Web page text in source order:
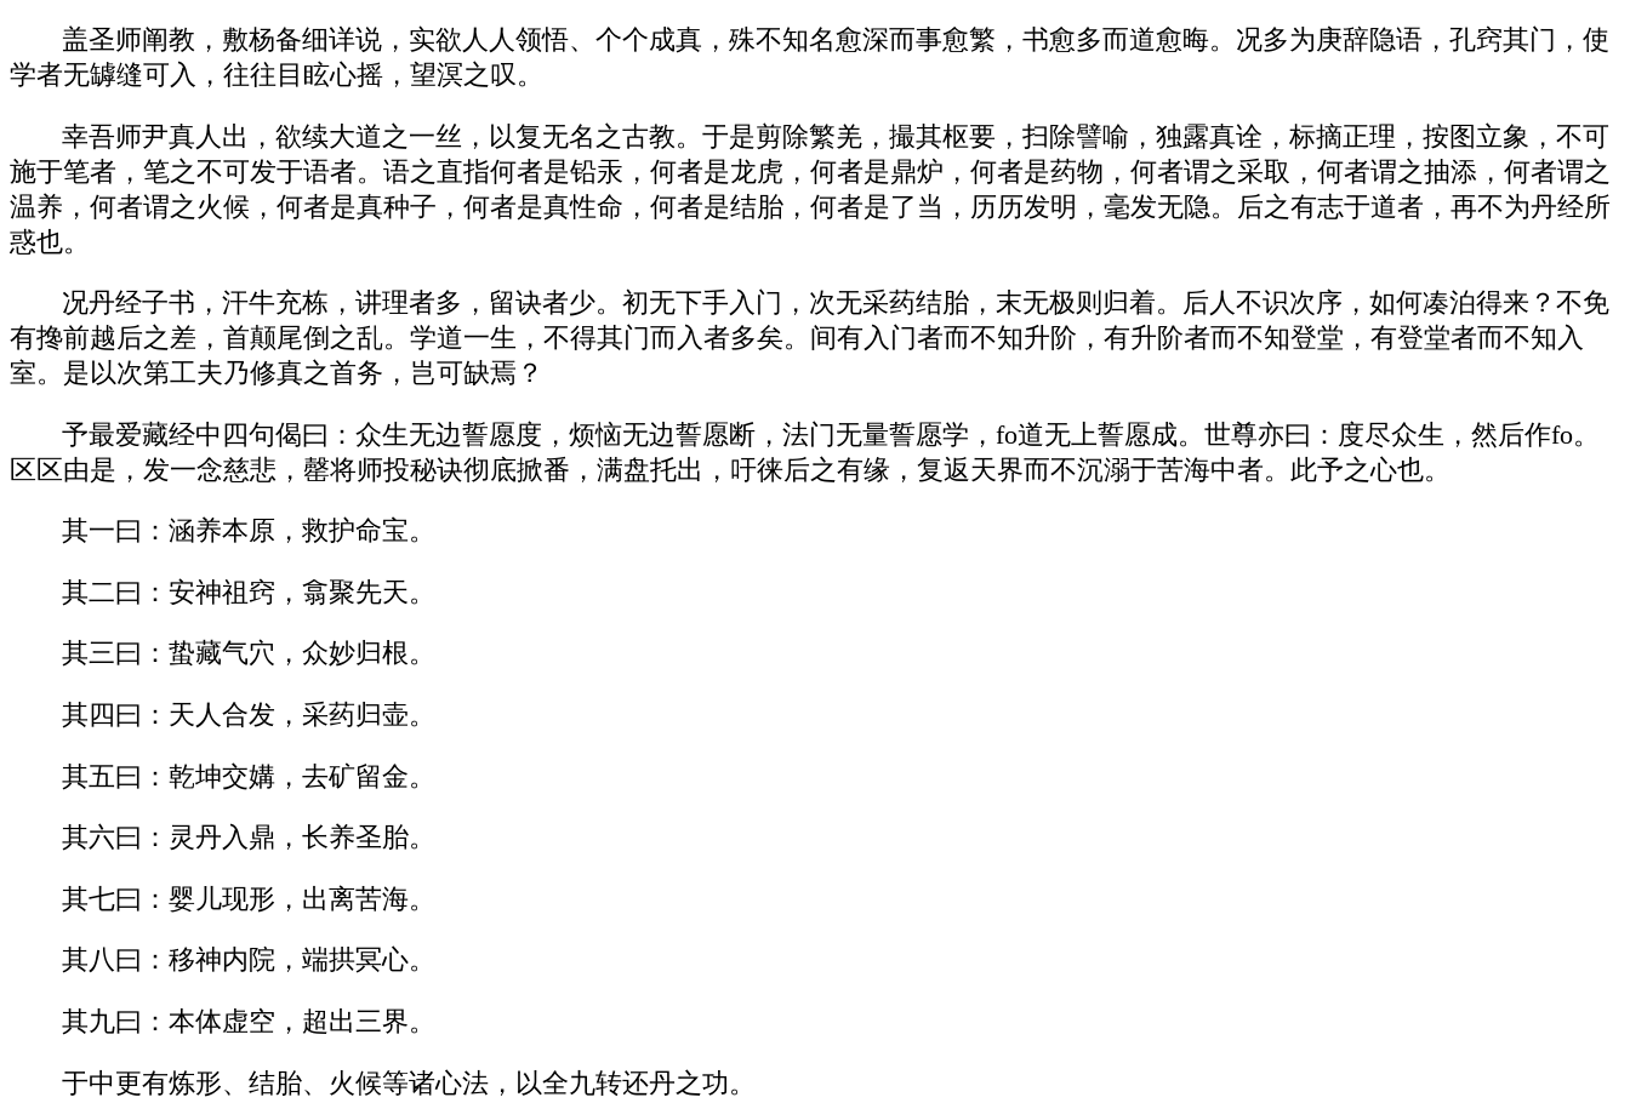
盖圣师阐教，敷杨备细详说，实欲人人领悟、个个成真，殊不知名愈深而事愈繁，书愈多而道愈晦。况多为庚辞隐语，孔窍其门，使
学者无罅缝可入，往往目眩心摇，望溟之叹。
幸吾师尹真人出，欲续大道之一丝，以复无名之古教。于是剪除繁羌，撮其枢要，扫除譬喻，独露真诠，标摘正理，按图立象，不可
施于笔者，笔之不可发于语者。语之直指何者是铅汞，何者是龙虎，何者是鼎炉，何者是药物，何者谓之采取，何者谓之抽添，何者谓之
温养，何者谓之火候，何者是真种子，何者是真性命，何者是结胎，何者是了当，历历发明，毫发无隐。后之有志于道者，再不为丹经所
惑也。
况丹经子书，汗牛充栋，讲理者多，留诀者少。初无下手入门，次无采药结胎，末无极则归着。后人不识次序，如何凑泊得来？不免
有搀前越后之差，首颠尾倒之乱。学道一生，不得其门而入者多矣。间有入门者而不知升阶，有升阶者而不知登堂，有登堂者而不知入
室。是以次第工夫乃修真之首务，岂可缺焉？
予最爱藏经中四句偈曰：众生无边誓愿度，烦恼无边誓愿断，法门无量誓愿学，fo道无上誓愿成。世尊亦曰：度尽众生，然后作fo。
区区由是，发一念慈悲，罄将师投秘诀彻底掀番，满盘托出，吁徕后之有缘，复返天界而不沉溺于苦海中者。此予之心也。
其一曰：涵养本原，救护命宝。
其二曰：安神祖窍，翕聚先天。
其三曰：蛰藏气穴，众妙归根。
其四曰：天人合发，采药归壶。
其五曰：乾坤交媾，去矿留金。
其六曰：灵丹入鼎，长养圣胎。
其七曰：婴儿现形，出离苦海。
其八曰：移神内院，端拱冥心。
其九曰：本体虚空，超出三界。
于中更有炼形、结胎、火候等诸心法，以全九转还丹之功。